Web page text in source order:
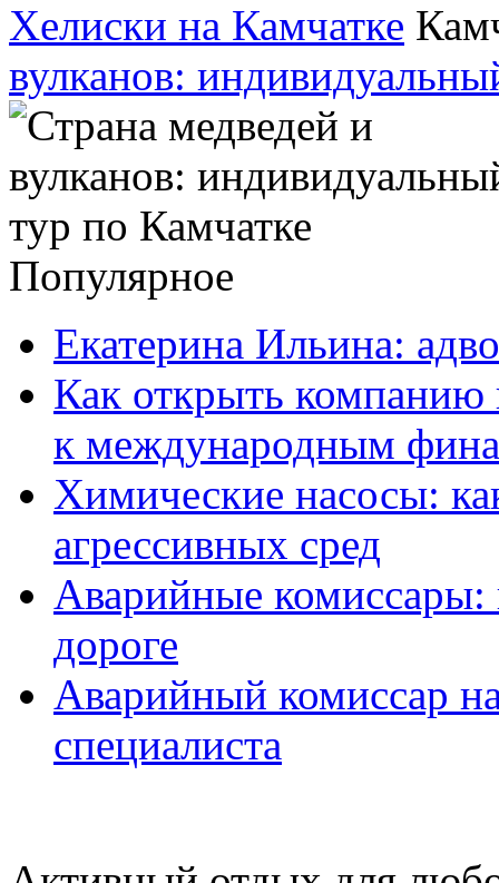
Хелиски на Камчатке
вулканов:
Популярное
Екатерина Ильина:
Как открыть компанию
к международным
Химические насосы:
агрессивных сред
Аварийные
дороге
Аварийный комиссар
специалиста